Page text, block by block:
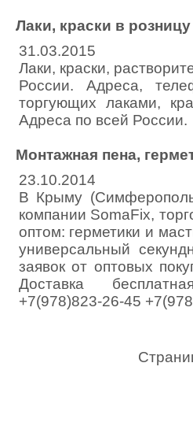
Лаки, краски в
31.03.2015
Лаки, краски,
России. Адреса,
торгующих лаками,
Адреса по всей России.
Монтажная пена,
23.10.2014
В Крыму
компании SomaFix,
оптом: герметики и
универсальный
заявок от оптовых
Доставка
+7(978)823-26-45